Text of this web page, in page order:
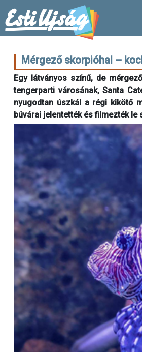
Mérgező skorpióhal –
Egy látványos színű, de
tengerparti városának, Santa
nyugodtan úszkál a régi kikötő
búvárai jelentették és filmezték le